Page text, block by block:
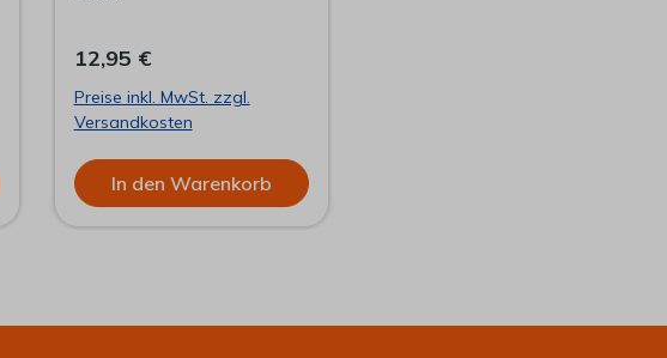
perfekt aufzubewahren.
Stets ein Blickfang und
die Quelle für ein
aufregendes Teeerlebnis,
welches jederzeit wieder
aufgefüllt werden kann.
12,95 €
Preise inkl. MwSt. zzgl.
Versandkosten
In den Warenkorb